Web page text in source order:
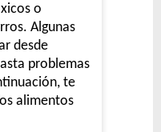
o
Algunas
desde
problemas
te
alimentos